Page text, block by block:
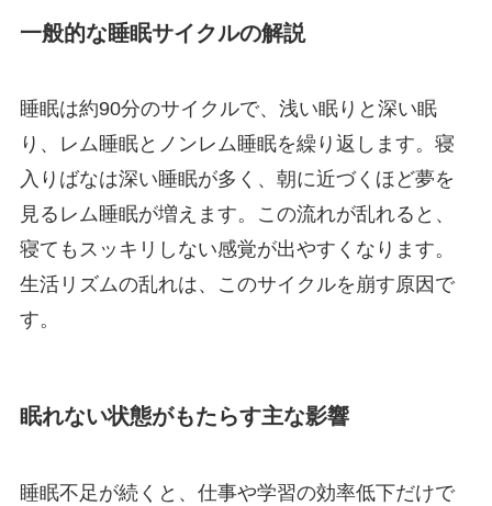
一般的な睡眠サイクルの解説
睡眠は約90分のサイクルで、浅い眠りと深い眠
り、レム睡眠とノンレム睡眠を繰り返します。寝
入りばなは深い睡眠が多く、朝に近づくほど夢を
見るレム睡眠が増えます。この流れが乱れると、
寝てもスッキリしない感覚が出やすくなります。
生活リズムの乱れは、このサイクルを崩す原因で
す。
眠れない状態がもたらす主な影響
睡眠不足が続くと、仕事や学習の効率低下だけで